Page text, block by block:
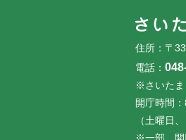
住所：〒
電話：
※さいたま
開庁時間
（土曜日